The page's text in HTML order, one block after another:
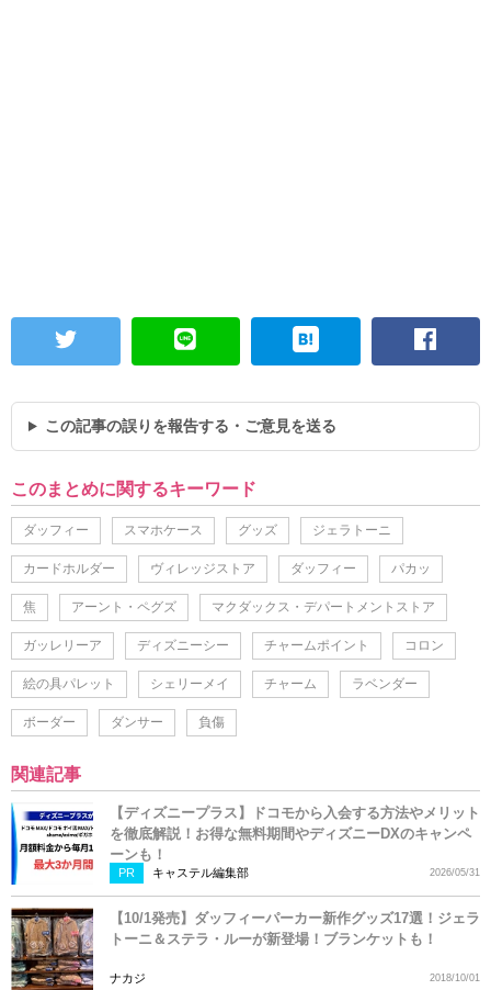
この記事の誤りを報告する・ご意見を送る
このまとめに関するキーワード
ダッフィー スマホケース グッズ ジェラトーニ
カードホルダー ヴィレッジストア ダッフィー パカッ
焦 アーント・ペグズ マクダックス・デパートメントストア
ガッレリーア ディズニーシー チャームポイント コロン
絵の具パレット シェリーメイ チャーム ラベンダー
ボーダー ダンサー 負傷
関連記事
【ディズニープラス】ドコモから入会する方法やメリット
を徹底解説！お得な無料期間やディズニーDXのキャンペ
ーンも！
PR キャステル編集部 2026/05/31
【10/1発売】ダッフィーパーカー新作グッズ17選！ジェラ
トーニ＆ステラ・ルーが新登場！ブランケットも！
ナカジ 2018/10/01